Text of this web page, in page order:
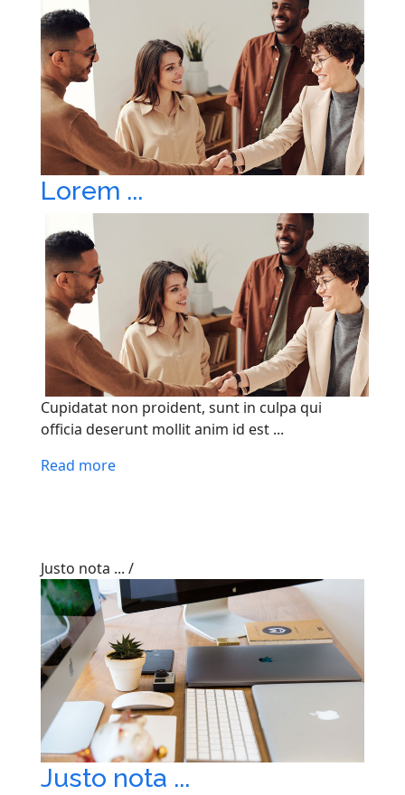
Lorem ...
Cupidatat non proident, sunt in culpa qui
officia deserunt mollit anim id est ...
Read more
Justo nota ... /
Justo nota ...